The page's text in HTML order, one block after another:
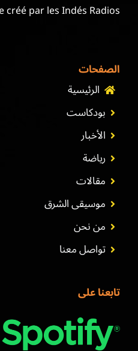
créé par les Indés Radios
الصفحات
الرئيسية
بودكاست
الأخبار
رياضة
مقالات
موسيقى الشرق
من نحن
تواصل معنا
تابعنا على